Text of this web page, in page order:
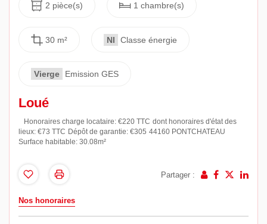
2 pièce(s) 1 chambre(s)
30 m² NI Classe énergie
Vierge Emission GES
Loué
Honoraires charge locataire: €220 TTC dont honoraires d'état des
lieux: €73 TTC Dépôt de garantie: €305 44160 PONTCHATEAU
Surface habitable: 30.08m²
Partager :
Nos honoraires